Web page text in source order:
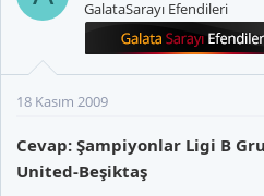
GalataSarayı Efendileri
18 Kasım 2009
Cevap: Şampiyonlar Ligi B
United-Beşiktaş